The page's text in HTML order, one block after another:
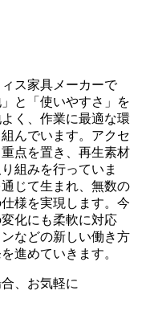
ス家具メーカーで
と「使いやすさ」を
く、作業に最適な環
んでいます。アクセ
点を置き、再生素材
組みを行っていま
じて生まれ、無数の
様を実現します。今
化にも柔軟に対応
などの新しい働き方
進めていきます。
、お気軽に